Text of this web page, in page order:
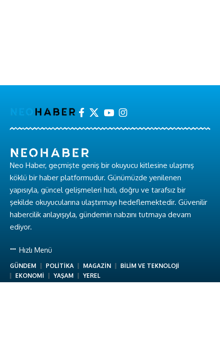
Neo Haber, geçmişte geniş bir okuyucu kitlesine ulaşmış
köklü bir haber platformudur. Günümüzde yenilenen
yapısıyla, güncel gelişmeleri hızlı, doğru ve tarafsız bir
şekilde okuyucularına ulaştırmayı hedeflemektedir. Güvenilir
habercilik anlayışıyla, gündemin nabzını tutmaya devam
ediyor.
Hızlı Menü
GÜNDEM POLİTİKA MAGAZİN
BİLİM VE TEKNOLOJİ
EKONOMİ
YAŞAM YEREL